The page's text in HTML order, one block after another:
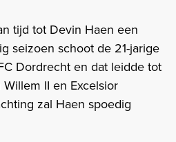
tijd tot Devin Haen een
seizoen schoot de 21-jarige
Dordrecht en dat leidde tot
II en Excelsior
zal Haen spoedig